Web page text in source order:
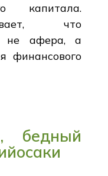
капитала.
что
не афера, а
финансового
бедный